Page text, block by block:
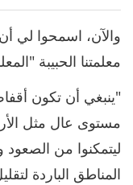
والآن، اسمحوا لي
معلمتنا الحبيبة
"ينبغي أن تكون
مستوى عال مثل
ليتمكنوا من
المناطق الباردة